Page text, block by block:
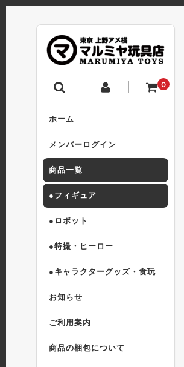
0
ホーム
メンバーログイン
商品一覧
●フィギュア
●ロボット
●特撮・ヒーロー
●キャラクターグッズ・食玩
お知らせ
ご利用案内
商品の梱包について